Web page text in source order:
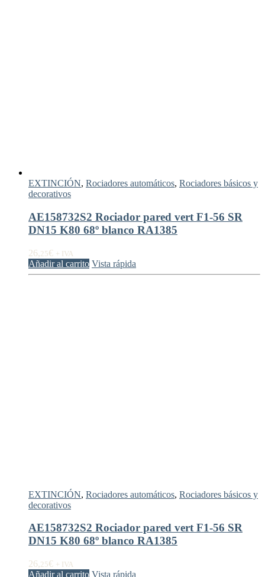
EXTINCIÓN, Rociadores automáticos, Rociadores básicos y
decorativos
AE158732S2 Rociador pared vert F1-56 SR
DN15 K80 68º blanco RA1385
26,25€ + IVA
Añadir al carrito Vista rápida
EXTINCIÓN, Rociadores automáticos, Rociadores básicos y
decorativos
AE158732S2 Rociador pared vert F1-56 SR
DN15 K80 68º blanco RA1385
26,25€ + IVA
Añadir al carrito Vista rápida